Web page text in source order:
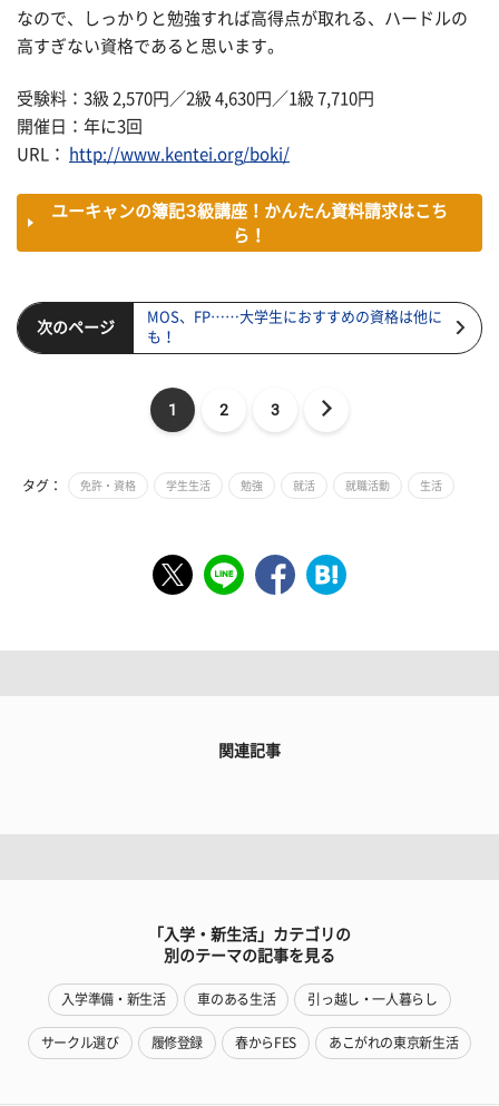
なので、しっかりと勉強すれば高得点が取れる、ハードルの
高すぎない資格であると思います。
受験料：3級 2,570円／2級 4,630円／1級 7,710円
開催日：年に3回
URL：
http://www.kentei.org/boki/
ユーキャンの簿記３級講座！かんたん資料請求はこち
ら！
次のページ
MOS、FP……大学生におすすめの資格は他に
も！
1 2 3
タグ： 免許・資格 学生生活 勉強 就活 就職活動 生活
関連記事
「入学・新生活」カテゴリの
別のテーマの記事を見る
入学準備・新生活 車のある生活 引っ越し・一人暮らし
サークル選び 履修登録 春からFES あこがれの東京新生活